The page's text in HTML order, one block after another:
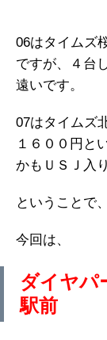
06はタイムズ
ですが、４台
遠いです。
07はタイムズ
１６００円と
かもＵＳＪ入
ということで、
今回は、
ダイヤパ
駅前